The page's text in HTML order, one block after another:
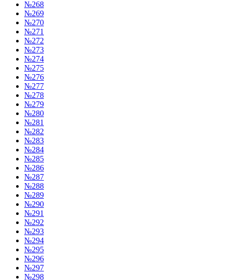
№268
№269
№270
№271
№272
№273
№274
№275
№276
№277
№278
№279
№280
№281
№282
№283
№284
№285
№286
№287
№288
№289
№290
№291
№292
№293
№294
№295
№296
№297
№298